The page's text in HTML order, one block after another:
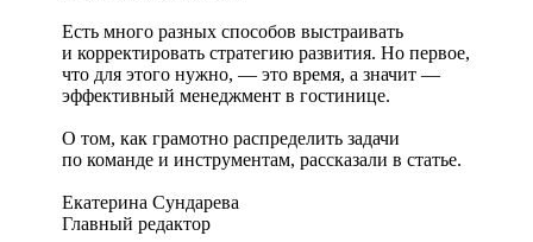
Есть много разных способов выстраивать
и корректировать стратегию развития. Но первое,
что для этого нужно, — это время, а значит —
эффективный менеджмент в гостинице.
О том, как грамотно распределить задачи
по команде и инструментам, рассказали в статье.
Екатерина Сундарева
Главный редактор